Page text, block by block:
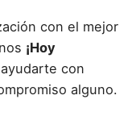
con el mejor
¡Hoy
con
alguno.